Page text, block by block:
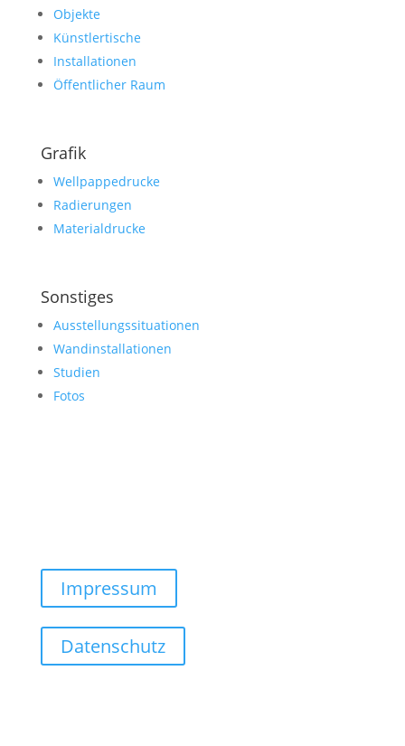
Objekte
Künstlertische
Installationen
Öffentlicher Raum
Grafik
Wellpappedrucke
Radierungen
Materialdrucke
Sonstiges
Ausstellungssituationen
Wandinstallationen
Studien
Fotos
Impressum
Datenschutz